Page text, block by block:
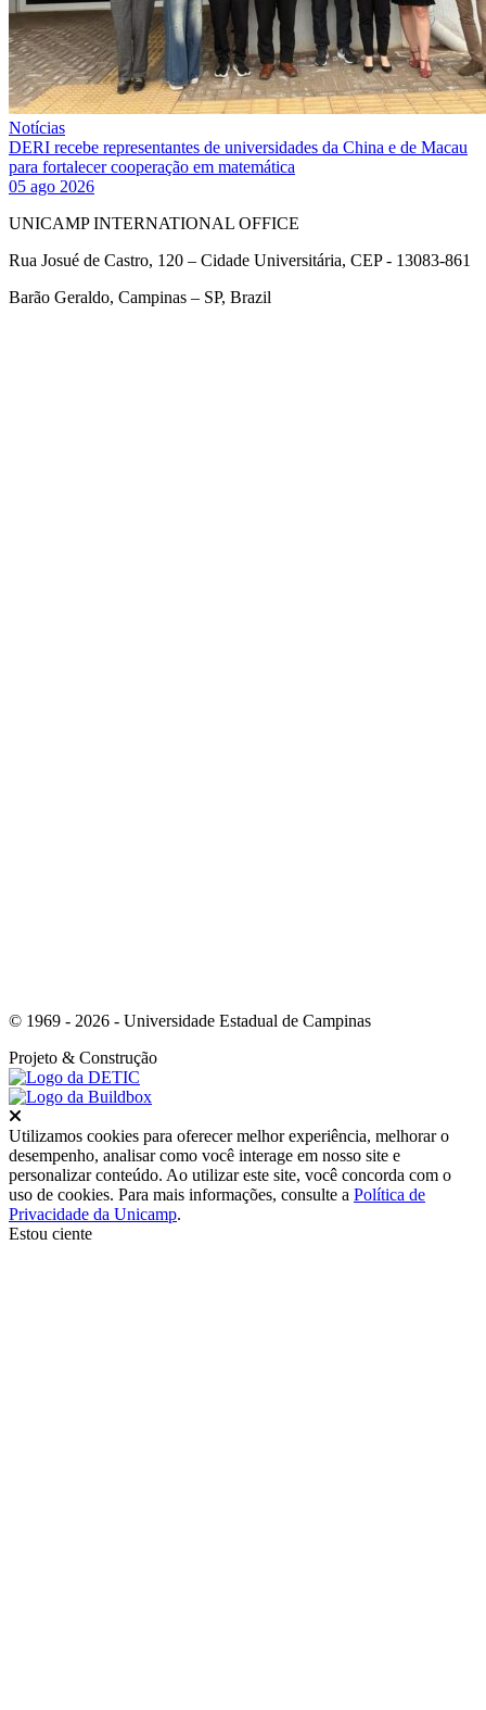
Notícias
DERI recebe representantes de universidades da China e de Macau
para fortalecer cooperação em matemática
05 ago 2026
UNICAMP INTERNATIONAL OFFICE
Rua Josué de Castro, 120 – Cidade Universitária, CEP - 13083-861
Barão Geraldo, Campinas – SP, Brazil
© 1969 - 2026 - Universidade Estadual de Campinas
Projeto & Construção
Utilizamos cookies para oferecer melhor experiência, melhorar o
desempenho, analisar como você interage em nosso site e
personalizar conteúdo. Ao utilizar este site, você concorda com o
uso de cookies. Para mais informações, consulte a Política de
Privacidade da Unicamp.
Estou ciente